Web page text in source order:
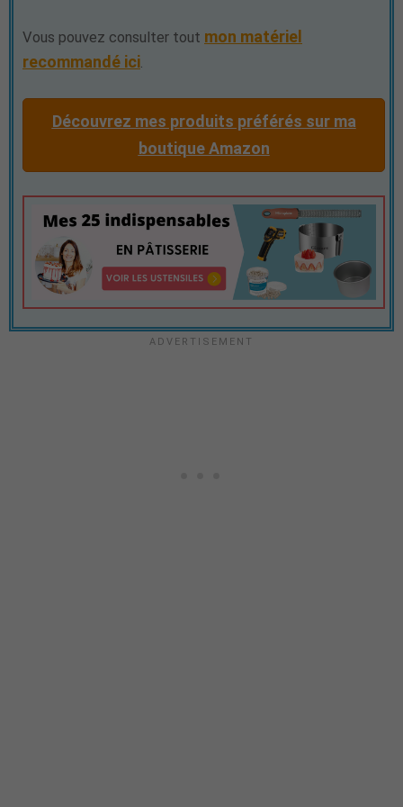
Vous pouvez consulter tout mon matériel
recommandé ici
Découvrez mes produits préférés sur ma
boutique Amazon